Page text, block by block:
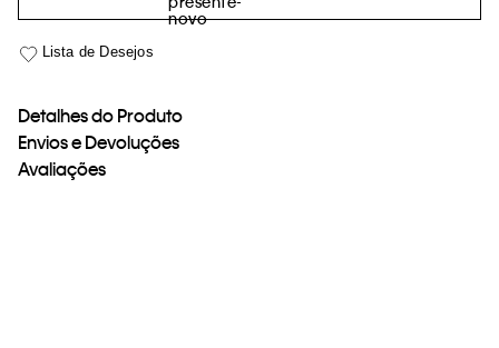
Detalhes do Produto
Envios e Devoluções
Avaliações